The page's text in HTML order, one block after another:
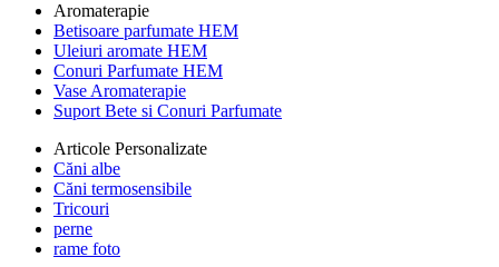
Aromaterapie
Betisoare parfumate HEM
Uleiuri aromate HEM
Conuri Parfumate HEM
Vase Aromaterapie
Suport Bete si Conuri Parfumate
Articole Personalizate
Căni albe
Căni termosensibile
Tricouri
perne
rame foto